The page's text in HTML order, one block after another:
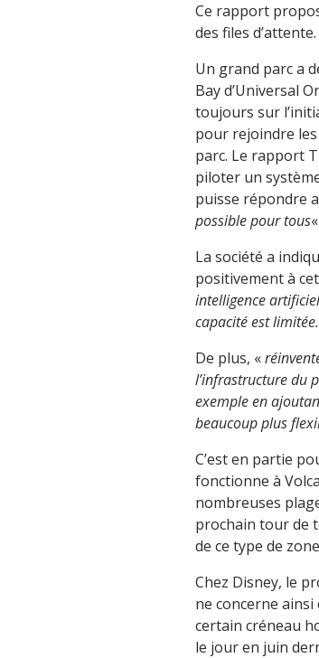
Ce rapport
des files d’attente.
Un grand parc a
Bay d’Universal
toujours sur
pour rejoindre
parc. Le rapport
piloter un
puisse répondre
possible pour tous
La société a
positivement à
intelligence
capacité est limitée.
De plus, «
l’infrastructure du
exemple en
beaucoup plus
C’est en partie
fonctionne à
nombreuses
prochain tour de
de ce type de
Chez Disney, le
ne concerne
certain créneau
le jour en juin